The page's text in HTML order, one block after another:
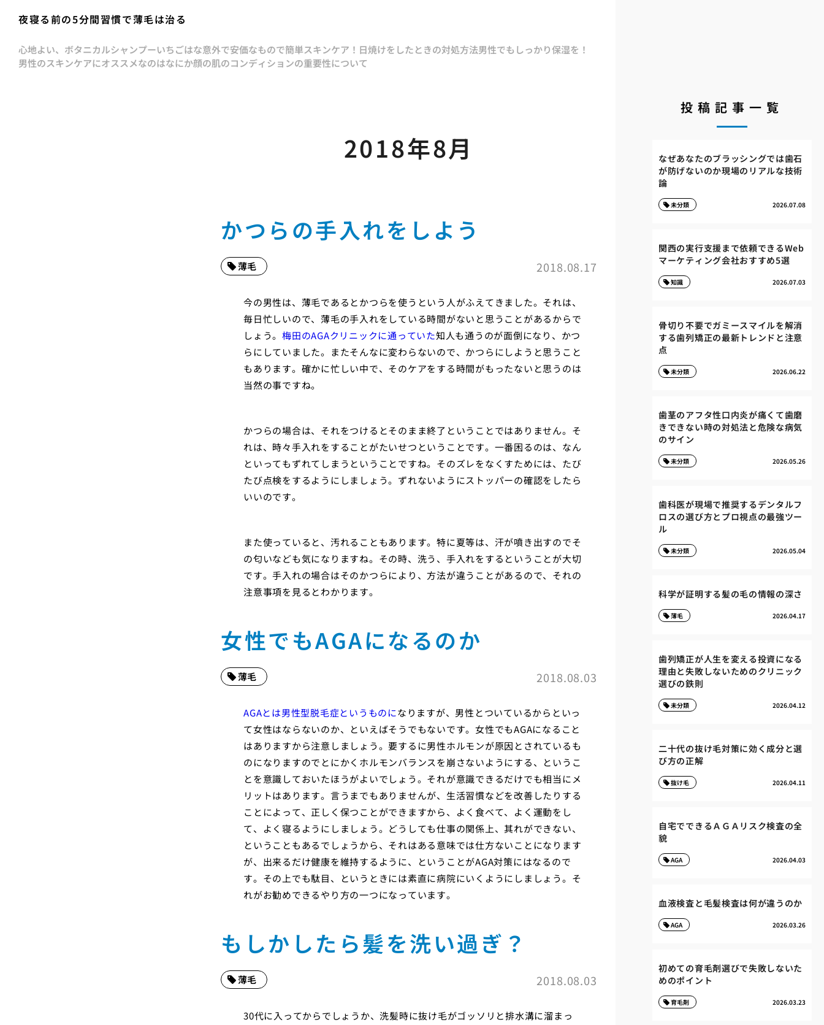
夜寝る前の5分間習慣で薄毛は治る
心地よい、ボタニカルシャンプーいちごはな意外で安価なもので簡単スキンケア！ 日焼けをしたときの対処方法男性でもしっかり保湿を！
男性のスキンケアにオススメなのはなにか顔の肌のコンディションの重要性について
2018年8月
かつらの手入れをしよう
2018.08.17
薄毛
今の男性は、薄毛であるとかつらを使うという人がふえてきました。それは、
毎日忙しいので、薄毛の手入れをしている時間がないと思うことがあるからで
しょう。 梅田のAGAクリニックに通っていた知人も通うのが面倒になり、かつ
らにしていました。またそんなに変わらないので、かつらにしようと思うこと
もあります。確かに忙しい中で、そのケアをする時間がもったないと思うのは
当然の事ですね。
かつらの場合は、それをつけるとそのまま終了ということではありません。そ
れは、時々手入れをすることがたいせつということです。一番困るのは、なん
といってもずれてしまうということですね。そのズレをなくすためには、たび
たび点検をするようにしましょう。ずれないようにストッパーの確認をしたら
いいのです。
また使っていると、汚れることもあります。特に夏等は、汗が噴き出すのでそ
の匂いなども気になりますね。その時、洗う、手入れをするということが大切
です。手入れの場合はそのかつらにより、方法が違うことがあるので、それの
注意事項を見るとわかります。
女性でもAGAになるのか
2018.08.03
薄毛
AGAとは男性型脱毛症というものになりますが、男性とついているからといっ
て女性はならないのか、といえばそうでもないです。女性でもAGAになること
はありますから注意しましょう。要するに男性ホルモンが原因とされているも
のになりますのでとにかくホルモンバランスを崩さないようにする、というこ
とを意識しておいたほうがよいでしょう。それが意識できるだけでも相当にメ
リットはあります。言うまでもありませんが、生活習慣などを改善したりする
ことによって、正しく保つことができますから、よく食べて、よく運動をし
て、よく寝るようにしましょう。どうしても仕事の関係上、其れができない、
ということもあるでしょうから、それはある意味では仕方ないことになります
が、出来るだけ健康を維持するように、ということがAGA対策にはなるので
す。その上でも駄目、というときには素直に病院にいくようにしましょう。そ
れがお勧めできるやり方の一つになっています。
もしかしたら髪を洗い過ぎ？
2018.08.03
薄毛
30代に入ってからでしょうか、洗髪時に抜け毛がゴッソリと排水溝に溜まっ
投稿記事一覧
なぜあなたのブラッシングでは歯石
が防げないのか現場のリアルな技術
論
2026.07.08
未分類
関西の実行支援まで依頼できるWeb
マーケティング会社おすすめ5選
2026.07.03
知識
骨切り不要でガミースマイルを解消
する歯列矯正の最新トレンドと注意
点
2026.06.22
未分類
歯茎のアフタ性口内炎が痛くて歯磨
きできない時の対処法と危険な病気
のサイン
2026.05.26
未分類
歯科医が現場で推奨するデンタルフ
ロスの選び方とプロ視点の最強ツー
ル
2026.05.04
未分類
科学が証明する髪の毛の情報の深さ
2026.04.17
薄毛
歯列矯正が人生を変える投資になる
理由と失敗しないためのクリニック
選びの鉄則
2026.04.12
未分類
二十代の抜け毛対策に効く成分と選
び方の正解
2026.04.11
抜け毛
自宅でできるＡＧＡリスク検査の全
貌
2026.04.03
AGA
血液検査と毛髪検査は何が違うのか
2026.03.26
AGA
初めての育毛剤選びで失敗しないた
めのポイント
2026.03.23
育毛剤